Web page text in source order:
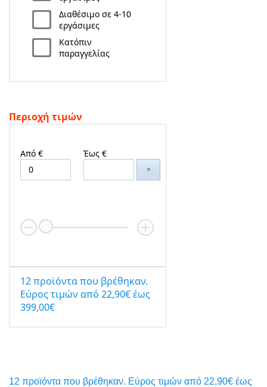
Διαθέσιμο σε 4-10
εργάσιμες
Κατόπιν
παραγγελίας
Περιοχή τιμών
Από € Έως €
>
12 προϊόντα που βρέθηκαν.
Eύρος τιμών από 22,90€ έως
399,00€
12 προϊόντα που βρέθηκαν. Eύρος τιμών από 22,90€ έως